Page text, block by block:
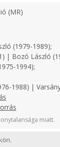
(MR)
(1979-1989);
| Bozó László
1994);
1988) |
miatt.